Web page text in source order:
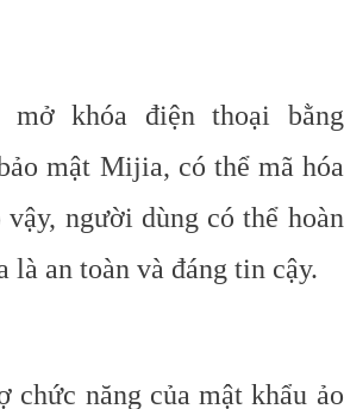
khóa điện thoại bằng
mật Mijia, có thể mã hóa
người dùng có thể hoàn
an toàn và đáng tin cậy.
năng của mật khẩu ảo